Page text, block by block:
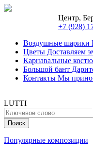
Центр,
+7 (928)
Воздушные шарики
Цветы Доставляем
Карнавальные
Большой бант
Контакты Мы
LUTTI
Популярные композиции